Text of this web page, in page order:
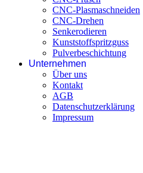
CNC-Plasmaschneiden
CNC-Drehen
Senkerodieren
Kunststoffspritzguss
Pulverbeschichtung
Unternehmen
Über uns
Kontakt
AGB
Datenschutzerklärung
Impressum